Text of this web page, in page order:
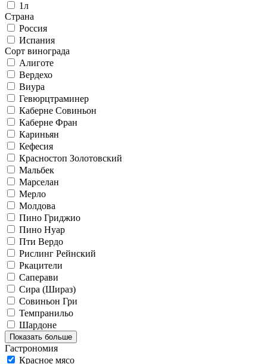
1л
Страна
Россия
Испания
Сорт винограда
Алиготе
Вердехо
Виура
Гевюрцтраминер
Каберне Совиньон
Каберне Фран
Кариньян
Кефесия
Красностоп Золотовский
Мальбек
Марселан
Мерло
Молдова
Пино Гриджио
Пино Нуар
Пти Вердо
Рислинг Рейнский
Ркацители
Саперави
Сира (Шираз)
Совиньон Гри
Темпранильо
Шардоне
Показать больше
Гастрономия
Красное мясо